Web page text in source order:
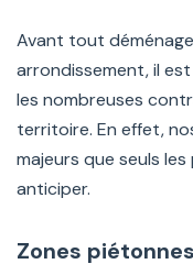
Avant tout
arrondissement, il
les nombreuses
territoire. En effet,
majeurs que seuls
anticiper.
Zones